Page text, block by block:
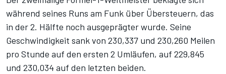
während seines Runs am Funk über Übersteuern, das
in der 2. Hälfte noch ausgeprägter wurde. Seine
Geschwindigkeit sank von 230,337 und 230,260 Meilen
pro Stunde auf den ersten 2 Umläufen, auf 229,845
und 230,034 auf den letzten beiden.